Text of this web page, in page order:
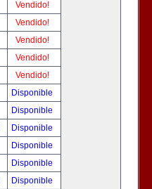
Vendido!
Vendido!
Vendido!
Vendido!
Vendido!
Disponible
Disponible
Disponible
Disponible
Disponible
Disponible